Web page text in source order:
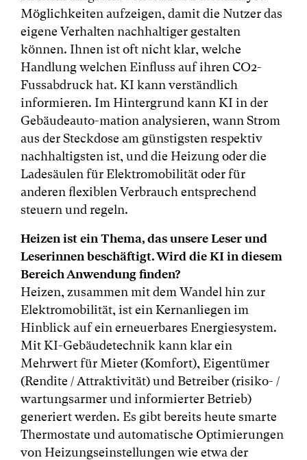
Möglichkeiten aufzeigen, damit die Nutzer das
eigene Verhalten nachhaltiger gestalten
können. Ihnen ist oft nicht klar, welche
Handlung welchen Einfluss auf ihren CO2-
Fussabdruck hat. KI kann verständlich
informieren. Im Hintergrund kann KI in der
Gebäudeauto-mation analysieren, wann Strom
aus der Steckdose am günstigsten respektiv
nachhaltigsten ist, und die Heizung oder die
Ladesäulen für Elektromobilität oder für
anderen flexiblen Verbrauch entsprechend
steuern und regeln.
Heizen ist ein Thema, das unsere Leser und
Leserinnen beschäftigt. Wird die KI in diesem
Bereich Anwendung ﬁnden?
Heizen, zusammen mit dem Wandel hin zur
Elektromobilität, ist ein Kernanliegen im
Hinblick auf ein erneuerbares Energiesystem.
Mit KI-Gebäudetechnik kann klar ein
Mehrwert für Mieter (Komfort), Eigentümer
(Rendite / Attraktivität) und Betreiber (risiko- /
wartungsarmer und informierter Betrieb)
generiert werden. Es gibt bereits heute smarte
Thermostate und automatische Optimierungen
von Heizungseinstellungen wie etwa der